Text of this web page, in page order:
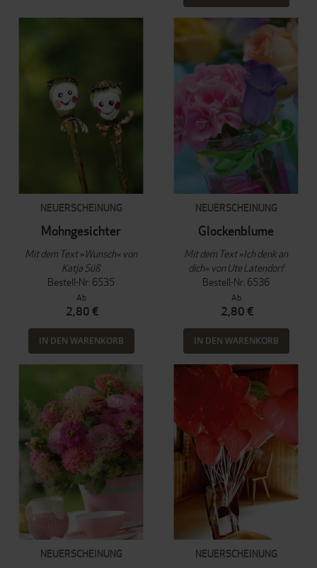
NEUERSCHEINUNG
Mohngesichter
Mit dem Text »Wunsch« von
Katja Süß
Bestell-Nr: 6535
Ab
2,80 €
IN DEN WARENKORB
NEUERSCHEINUNG
Glockenblume
Mit dem Text »Ich denk an
dich« von Ute Latendorf
Bestell-Nr: 6536
Ab
2,80 €
IN DEN WARENKORB
NEUERSCHEINUNG NEUERSCHEINUNG